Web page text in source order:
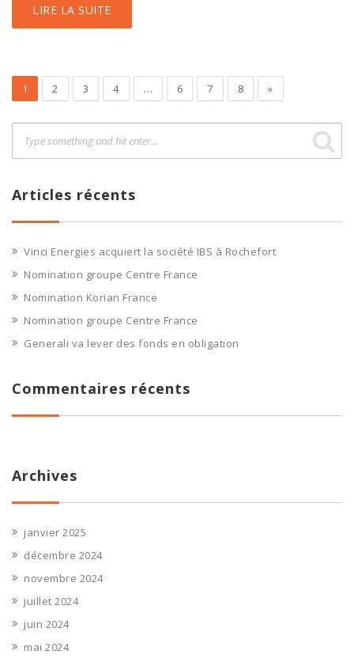
LIRE LA SUITE
1 2 3 4 … 6 7 8 »
Articles récents
Vinci Energies acquiert la société IBS à Rochefort
Nomination groupe Centre France
Nomination Korian France
Nomination groupe Centre France
Generali va lever des fonds en obligation
Commentaires récents
Archives
janvier 2025
décembre 2024
novembre 2024
juillet 2024
juin 2024
mai 2024